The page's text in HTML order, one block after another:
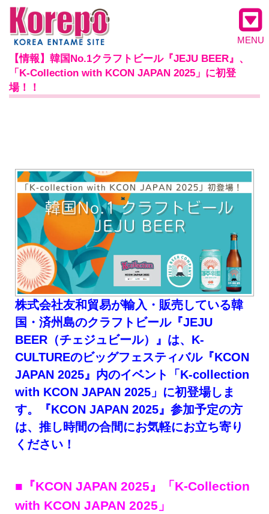
MENU
【情報】韓国No.1クラフトビール『JEJU BEER』、
「K-Collection with KCON JAPAN 2025」に初登
場！！
株式会社友和貿易が輸入・販売している韓
国・済州島のクラフトビール『JEJU
BEER（チェジュビール）』は、K-
CULTUREのビッグフェスティバル『KCON
JAPAN 2025』内のイベント「K-collection
with KCON JAPAN 2025」に初登場しま
す。『KCON JAPAN 2025』参加予定の方
は、推し時間の合間にお気軽にお立ち寄り
ください！
■『KCON JAPAN 2025』「K-Collection
with KCON JAPAN 2025」